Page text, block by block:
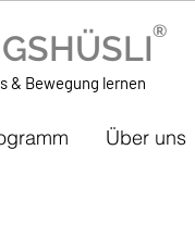
®
& Bewegung lernen
Über uns